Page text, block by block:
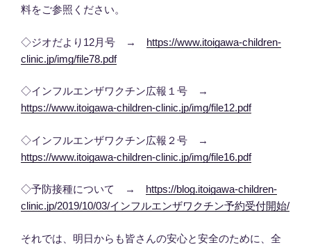
料をご参照ください。
◇ジオだより12月号 → https://www.itoigawa-children-
clinic.jp/img/file78.pdf
◇インフルエンザワクチン広報１号 →
https://www.itoigawa-children-clinic.jp/img/file12.pdf
◇インフルエンザワクチン広報２号 →
https://www.itoigawa-children-clinic.jp/img/file16.pdf
◇予防接種について → https://blog.itoigawa-children-
clinic.jp/2019/10/03/インフルエンザワクチン予約受付開始/
それでは、明日からも皆さんの安心と安全のために、全